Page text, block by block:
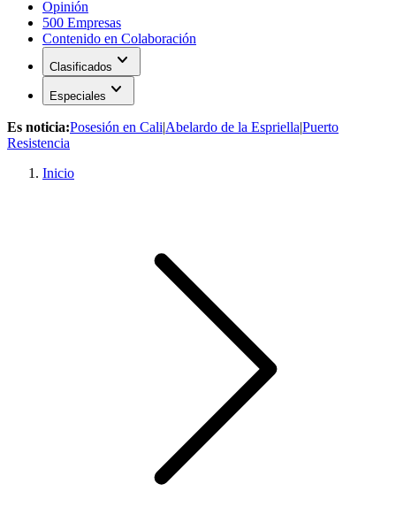
Opinión
500 Empresas
Contenido en Colaboración
Clasificados expand_more
Especiales expand_more
Es noticia:Posesión en Cali|Abelardo de la Espriella|Puerto
Resistencia
Inicio